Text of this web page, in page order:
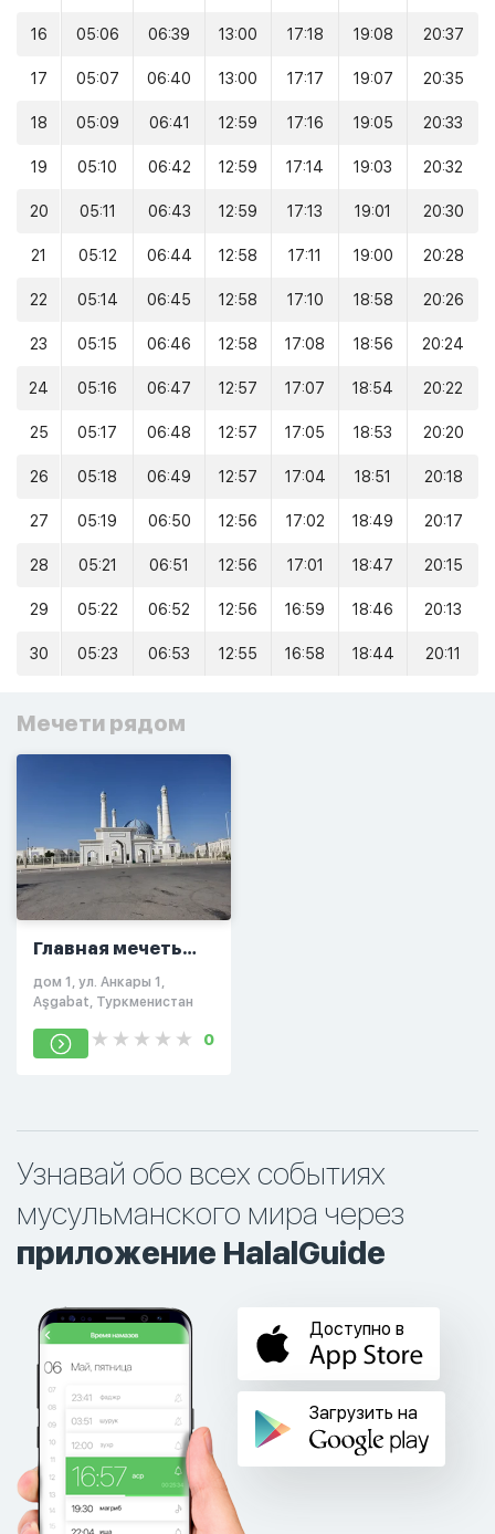
16 05:06 06:39 13:00 17:18 19:08 20:37
17 05:07 06:40 13:00 17:17 19:07 20:35
18 05:09 06:41 12:59 17:16 19:05 20:33
19 05:10 06:42 12:59 17:14 19:03 20:32
20 05:11 06:43 12:59 17:13 19:01 20:30
21 05:12 06:44 12:58 17:11 19:00 20:28
22 05:14 06:45 12:58 17:10 18:58 20:26
23 05:15 06:46 12:58 17:08 18:56 20:24
24 05:16 06:47 12:57 17:07 18:54 20:22
25 05:17 06:48 12:57 17:05 18:53 20:20
26 05:18 06:49 12:57 17:04 18:51 20:18
27 05:19 06:50 12:56 17:02 18:49 20:17
28 05:21 06:51 12:56 17:01 18:47 20:15
29 05:22 06:52 12:56 16:59 18:46 20:13
30 05:23 06:53 12:55 16:58 18:44 20:11
Мечети рядом
Главная мечеть
Дашогузского
велаята
дом 1, ул. Анкары 1,
Aşgabat, Туркменистан
0
Узнавай обо всех событиях
мусульманского мира через
приложение HalalGuide
Доступно в
Загрузить на